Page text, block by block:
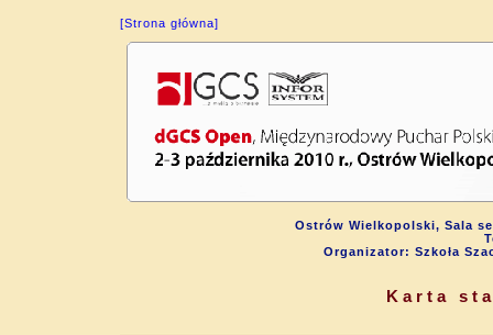
[Strona główna]
Ostrów Wielkopolski, Sala
Organizator: Szkoła
Karta